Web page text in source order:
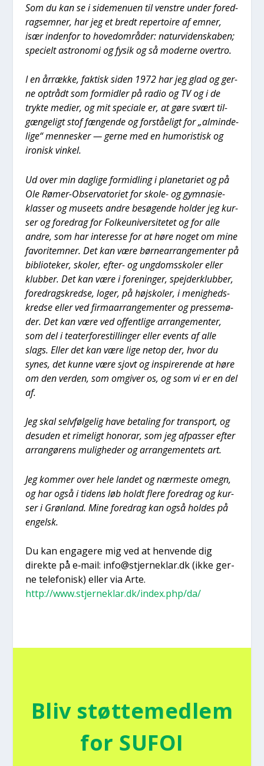
Som du kan se i side­me­nu­en til ven­stre under fored­
ragsem­ner, har jeg et bredt reper­toi­re af emner,
især inden­for to hoved­om­rå­der: natur­vi­den­ska­ben;
spe­ci­elt astro­no­mi og fysik og så moder­ne over­tro.
I en årræk­ke, fak­tisk siden 1972 har jeg glad og ger­
ne opt­rå­dt som for­mid­ler på radio og TV og i de
tryk­te medi­er, og mit spe­ci­a­le er, at gøre svært til­
gæn­ge­ligt stof fæn­gen­de og for­stå­e­ligt for „almin­de­
li­ge“ men­ne­sker — ger­ne med en humo­ri­stisk og
iro­nisk vin­kel.
Ud over min dag­li­ge for­mid­ling i pla­ne­ta­ri­et og på
Ole Rømer-Obser­va­to­ri­et for sko­le- og gym­na­sie­
klas­ser og muse­ets andre besø­gen­de hol­der jeg kur­
ser og fored­rag for Fol­ke­u­ni­ver­si­te­tet og for alle
andre, som har inter­es­se for at høre noget om mine
favo­ri­tem­ner. Det kan være bør­ne­ar­ran­ge­men­ter på
bibli­o­te­ker, sko­ler, efter- og ung­doms­sko­ler eller
klub­ber. Det kan være i for­e­nin­ger, spej­der­klub­ber,
fored­ragskred­se, loger, på højsko­ler, i menig­heds­
kred­se eller ved fir­maar­ran­ge­men­ter og pres­se­mø­
der. Det kan være ved offent­li­ge arran­ge­men­ter,
som del i tea­ter­fo­re­stil­lin­ger eller events af alle
slags. Eller det kan være lige net­op der, hvor du
synes, det kun­ne være sjovt og inspi­re­ren­de at høre
om den ver­den, som omgi­ver os, og som vi er en del
af.
Jeg skal selv­føl­ge­lig have beta­ling for trans­port, og
des­u­den et rime­ligt honorar, som jeg afpas­ser efter
arran­gø­rens mulig­he­der og arran­ge­men­tets art.
Jeg kom­mer over hele lan­det og nær­me­ste omegn,
og har også i tidens løb holdt fle­re fored­rag og kur­
ser i Grøn­land. Mine fored­rag kan også hol­des på
engelsk.
Du kan enga­ge­re mig ved at hen­ven­de dig
direk­te på e‑mail: info@stjerneklar.dk (ikke ger­
ne tele­fo­nisk) eller via Arte.
http://www.stjerneklar.dk/index.php/da/
Bliv støt­te­med­lem
for SUFOI